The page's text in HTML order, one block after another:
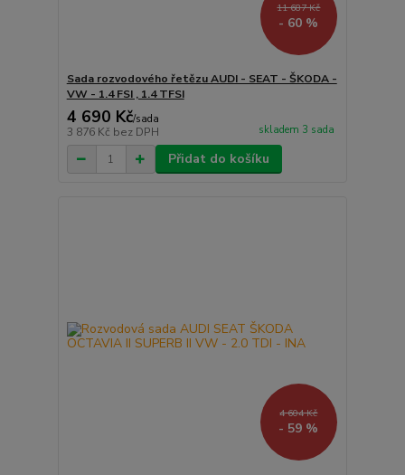
11 687 Kč
- 60 %
Sada rozvodového řetězu AUDI - SEAT - ŠKODA -
VW - 1.4 FSI , 1.4 TFSI
4 690 Kč/sada
3 876 Kč bez DPH skladem 3 sada
Přidat do košíku
4 604 Kč
- 59 %